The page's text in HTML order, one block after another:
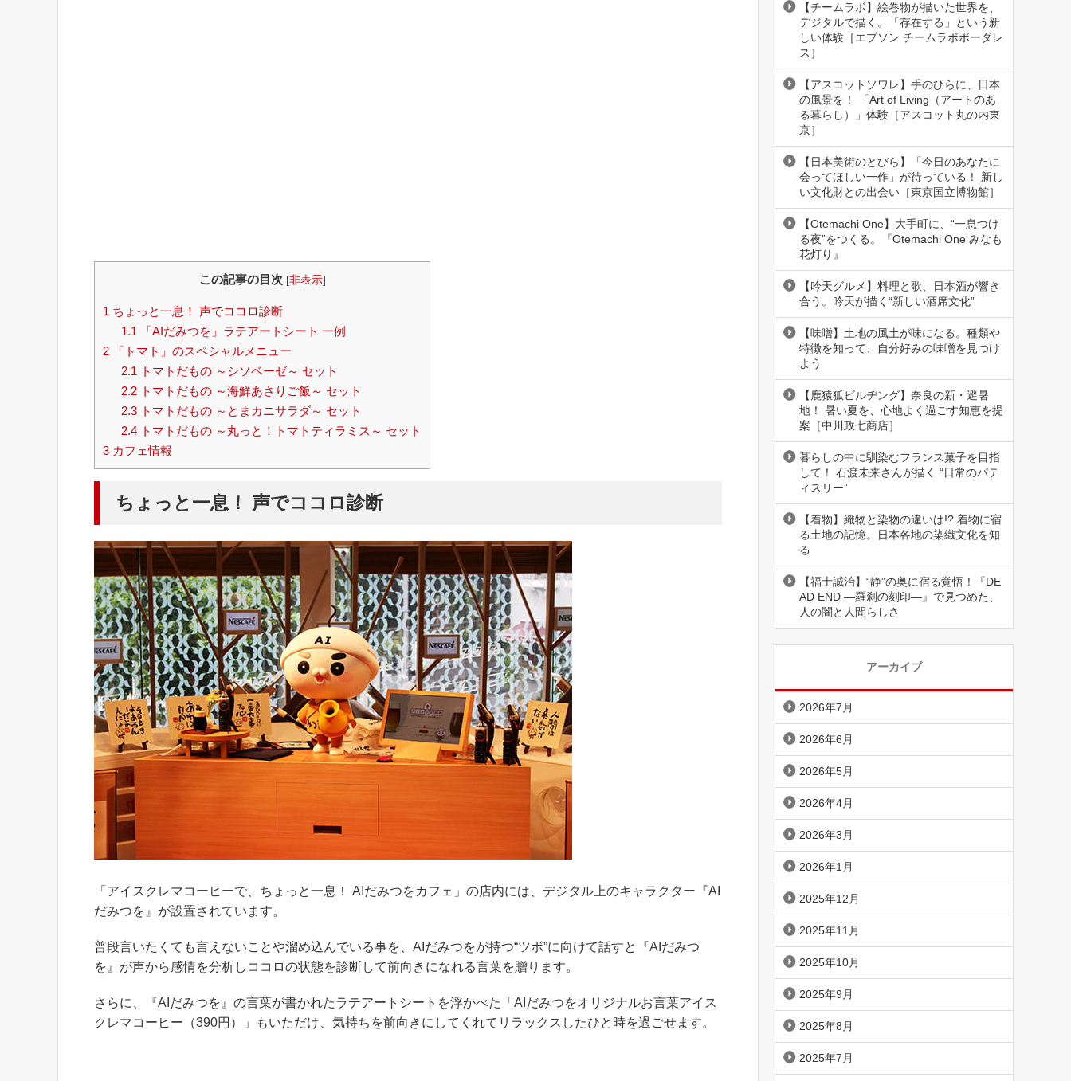
この記事の目次 [非表示]
1 ちょっと一息！ 声でココロ診断
1.1 「AIだみつを」ラテアートシート 一例
2 「トマト」のスペシャルメニュー
2.1 トマトだもの ～シソベーゼ～ セット
2.2トマトだもの ～海鮮あさりご飯～ セット
2.3トマトだもの ～とまカニサラダ～ セット
2.4トマトだもの ～丸っと！トマトティラミス～ セット
3 カフェ情報
ちょっと一息！ 声でココロ診断
「アイスクレマコーヒーで、ちょっと一息！ AIだみつをカフェ」の店内には、デジタル上のキャラクター『AI
だみつを』が設置されています。
普段言いたくても言えないことや溜め込んでいる事を、AIだみつをが持つ“ツボ”に向けて話すと『AIだみつ
を』が声から感情を分析しココロの状態を診断して前向きになれる言葉を贈ります。
さらに、『AIだみつを』の言葉が書かれたラテアートシートを浮かべた「AIだみつをオリジナルお言葉アイス
クレマコーヒー（390円）」もいただけ、気持ちを前向きにしてくれてリラックスしたひと時を過ごせます。
【チームラボ】絵巻物が描いた世界を、
デジタルで描く。「存在する」という新
しい体験［エプソン チームラボボーダレ
ス］
【アスコットソワレ】手のひらに、日本
の風景を！ 「Art of Living（アートのあ
る暮らし）」体験［アスコット丸の内東
京］
【日本美術のとびら】「今日のあなたに
会ってほしい一作」が待っている！ 新し
い文化財との出会い［東京国立博物館］
【Otemachi One】大手町に、“一息つけ
る夜”をつくる。『Otemachi One みなも
花灯り』
【吟天グルメ】料理と歌、日本酒が響き
合う。吟天が描く“新しい酒席文化”
【味噌】土地の風土が味になる。種類や
特徴を知って、自分好みの味噌を見つけ
よう
【鹿猿狐ビルヂング】奈良の新・避暑
地！ 暑い夏を、心地よく過ごす知恵を提
案［中川政七商店］
暮らしの中に馴染むフランス菓子を目指
して！ 石渡未来さんが描く “日常のパテ
ィスリー”
【着物】織物と染物の違いは!? 着物に宿
る土地の記憶。日本各地の染織文化を知
る
【福士誠治】“静”の奥に宿る覚悟！『DE
AD END ―羅刹の刻印―』で見つめた、
人の闇と人間らしさ
アーカイブ
2026年7月
2026年6月
2026年5月
2026年4月
2026年3月
2026年1月
2025年12月
2025年11月
2025年10月
2025年9月
2025年8月
2025年7月